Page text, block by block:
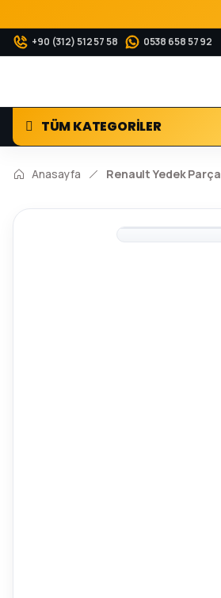
+90 (312) 512 57 58 0538 658 57 92
TÜM KATEGORİLER
Anasayfa Renault Yedek Parça